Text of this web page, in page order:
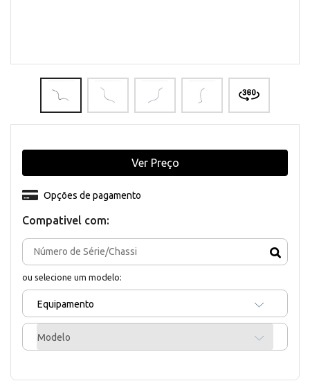
Compativel com:
ou selecione um modelo:
Equipamento
Modelo
Opções de pagamento
Ver Preço